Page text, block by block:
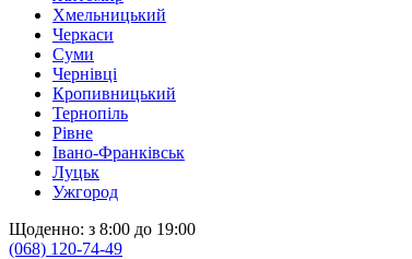
Хмельницький
Черкаси
Суми
Чернівці
Кропивницький
Тернопіль
Рівне
Івано-Франківськ
Луцьк
Ужгород
Щоденно: з 8:00 до 19:00
(068) 120-74-49